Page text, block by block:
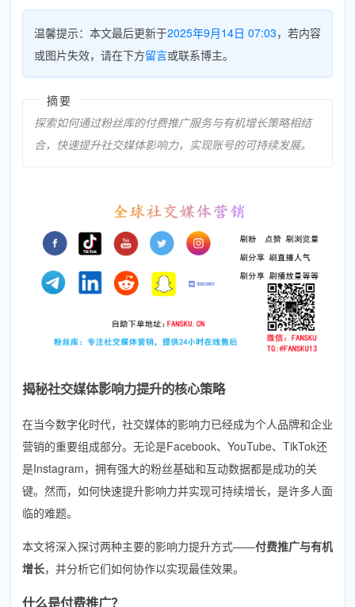
温馨提示：本文最后更新于2025年9月14日 07:03，若内容
或图片失效，请在下方留言或联系博主。
摘要
探索如何通过粉丝库的付费推广服务与有机增长策略相结
合，快速提升社交媒体影响力，实现账号的可持续发展。
揭秘社交媒体影响力提升的核心策略
在当今数字化时代，社交媒体的影响力已经成为个人品牌和企业
营销的重要组成部分。无论是Facebook、YouTube、TikTok还
是Instagram，拥有强大的粉丝基础和互动数据都是成功的关
键。然而，如何快速提升影响力并实现可持续增长，是许多人面
临的难题。
本文将深入探讨两种主要的影响力提升方式——付费推广与有机
增长，并分析它们如何协作以实现最佳效果。
什么是付费推广？